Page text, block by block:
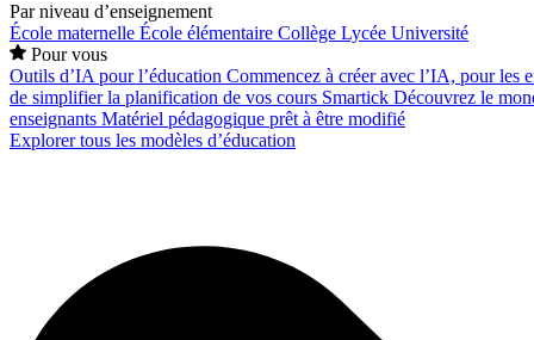
Par niveau d’enseignement
École maternelle École élémentaire Collège Lycée Université
Pour vous
Outils d’IA pour l’éducation Commencez à créer avec l’IA, pour les
de simplifier la planification de vos cours Smartick Découvrez le
enseignants Matériel pédagogique prêt à être modifié
Explorer tous les modèles d’éducation